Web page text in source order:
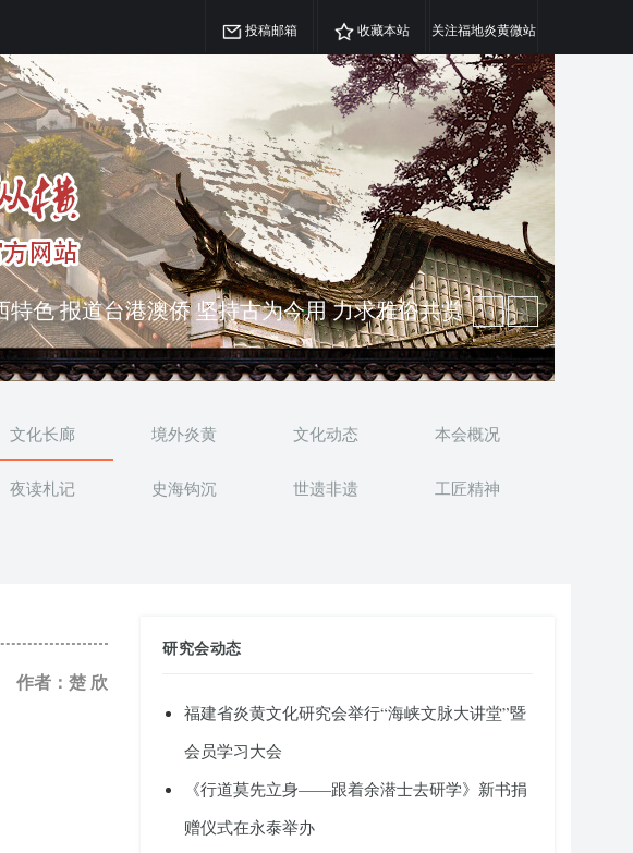
投稿邮箱 收藏本站 关注福地炎黄微站
文化 振奋民族精神 介绍民族瑰宝 宣传中华精英
特色 报道台港澳侨 坚持古为今用 力求雅俗共赏
文化长廊 境外炎黄 文化动态 本会概况
夜读札记 史海钩沉 世遗非遗 工匠精神
作者：楚 欣
研究会动态
福建省炎黄文化研究会举行“海峡文脉大讲堂”暨
会员学习大会
《行道莫先立身——跟着余潜士去研学》新书捐
赠仪式在永泰举办